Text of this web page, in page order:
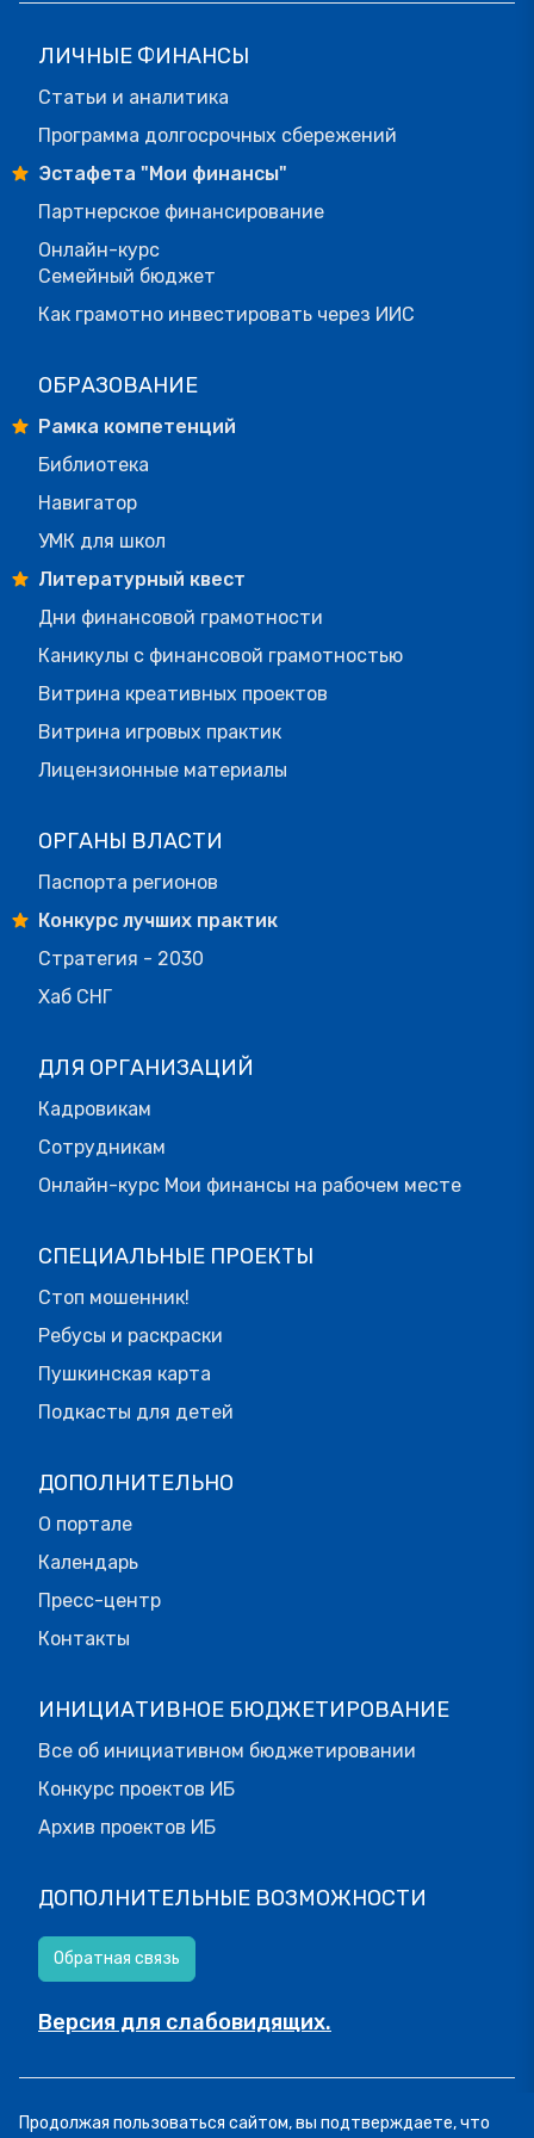
ЛИЧНЫЕ ФИНАНСЫ
Статьи и аналитика
Программа долгосрочных сбережений
Эстафета "Мои финансы"
Партнерское финансирование
Онлайн-курс
Семейный бюджет
Как грамотно инвестировать через ИИС
ОБРАЗОВАНИЕ
Рамка компетенций
Библиотека
Навигатор
УМК для школ
Литературный квест
Дни финансовой грамотности
Каникулы с финансовой грамотностью
Витрина креативных проектов
Витрина игровых практик
Лицензионные материалы
ОРГАНЫ ВЛАСТИ
Паспорта регионов
Конкурс лучших практик
Стратегия - 2030
Хаб СНГ
ДЛЯ ОРГАНИЗАЦИЙ
Кадровикам
Сотрудникам
Онлайн-курс Мои финансы на рабочем месте
СПЕЦИАЛЬНЫЕ ПРОЕКТЫ
Стоп мошенник!
Ребусы и раскраски
Пушкинская карта
Подкасты для детей
ДОПОЛНИТЕЛЬНО
О портале
Календарь
Пресс-центр
Контакты
ИНИЦИАТИВНОЕ БЮДЖЕТИРОВАНИЕ
Все об инициативном бюджетировании
Конкурс проектов ИБ
Архив проектов ИБ
ДОПОЛНИТЕЛЬНЫЕ ВОЗМОЖНОСТИ
Обратная связь
Версия для слабовидящих.
Все права защищены.Пользовательское соглашение
Продолжая пользоваться сайтом, вы подтверждаете, что